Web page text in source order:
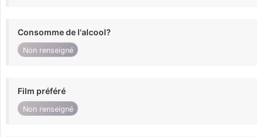
Consomme de l'alcool?
Non renseigné
Film préféré
Non renseigné